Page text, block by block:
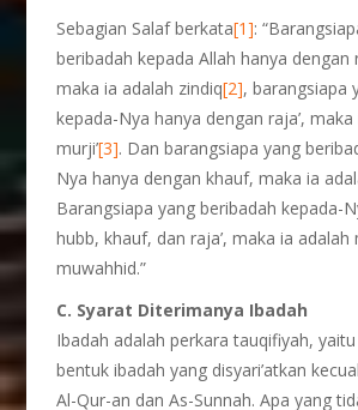
Sebagian Salaf berkata[1]:
beribadah kepada Allah hanya dengan
maka ia adalah zindiq[2], barangsiapa
kepada-Nya hanya dengan raja’,
murji’[3]. Dan barangsiapa yang
Nya hanya dengan khauf, maka ia
Barangsiapa yang beribadah kepada-
hubb, khauf, dan raja’, maka ia adalah
muwahhid.”
C. Syarat Diterimanya Ibadah
Ibadah adalah perkara tauqifiyah,
bentuk ibadah yang disyari’atkan
Al-Qur-an dan As-Sunnah. Apa yang